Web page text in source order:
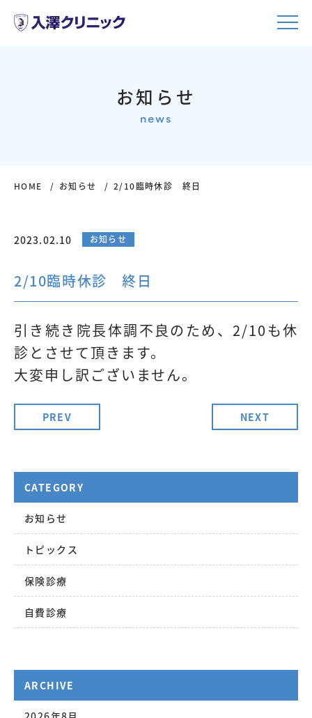
お知らせ
news
HOME お知らせ 2/10臨時休診 終日
2023.02.10 お知らせ
2/10臨時休診 終日
引き続き院長体調不良のため、2/10も休
診とさせて頂きます。
大変申し訳ございません。
PREV NEXT
CATEGORY
お知らせ
トピックス
保険診療
自費診療
ARCHIVE